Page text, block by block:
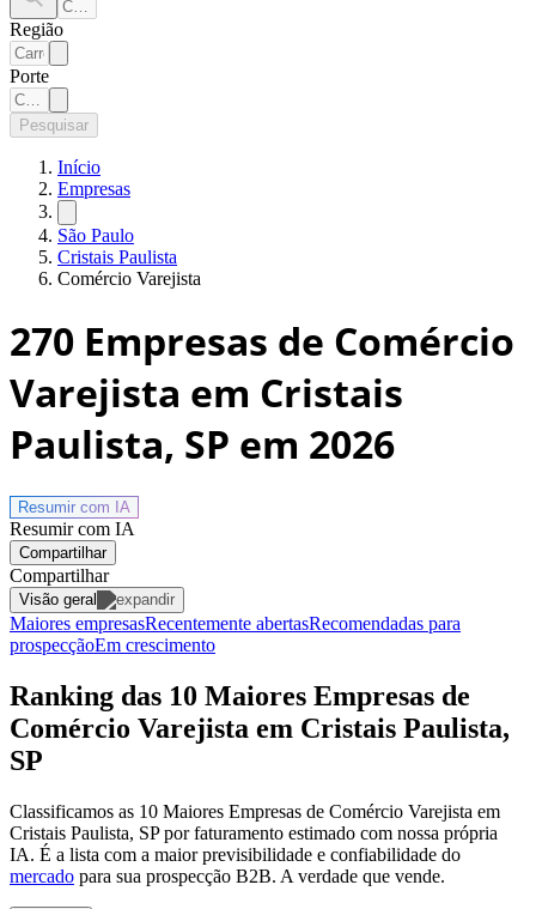
Região
Porte
Pesquisar
Início
Empresas
São Paulo
Cristais Paulista
Comércio Varejista
270 Empresas de Comércio
Varejista em Cristais
Paulista, SP em 2026
Resumir com IA
Resumir com IA
Compartilhar
Compartilhar
Visão geral
Maiores empresasRecentemente abertasRecomendadas para
prospecçãoEm crescimento
Ranking das 10 Maiores Empresas de
Comércio Varejista em Cristais Paulista,
SP
Classificamos as 10 Maiores Empresas de Comércio Varejista em
Cristais Paulista, SP por faturamento estimado com nossa própria
IA. É a lista com a maior previsibilidade e confiabilidade do
mercado para sua prospecção B2B. A verdade que vende.